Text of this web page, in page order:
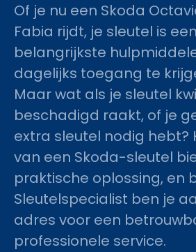
Of je nu een Skoda
Fabia rijdt, je sleutel is
belangrijkste
dagelijks toegang te
Maar wat als je sleutel
beschadigd raakt, of je
extra sleutel nodig hebt?
van een Skoda-sleutel
praktische oplossing, en
Sleutelspecialist ben je
adres voor een
professionele service.